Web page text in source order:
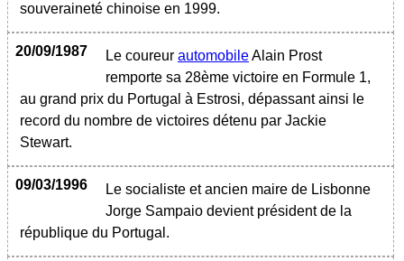
souveraineté chinoise en 1999.
20/09/1987 Le coureur automobileAlain Prost
remporte sa 28ème victoire en Formule 1,
au grand prix du Portugal à Estrosi, dépassant ainsi le
record du nombre de victoires détenu par Jackie
Stewart.
09/03/1996
Le socialiste et ancien maire de Lisbonne
Jorge Sampaio devient président de la
république du Portugal.